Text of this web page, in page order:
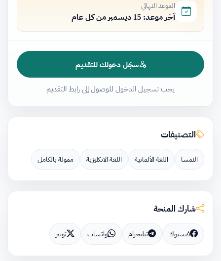
الموعد النهائي
آخر موعد: 15 ديسمبر من كل عام
سجّل دخولك للتقديم
يجب تسجيل الدخول للوصول إلى رابط التقديم
التصنيفات
النمسا اللغة الألمانية اللغة الانكليزية ممولة بالكامل
شارك المنحة
فيسبوك تيليجرام واتساب تويتر